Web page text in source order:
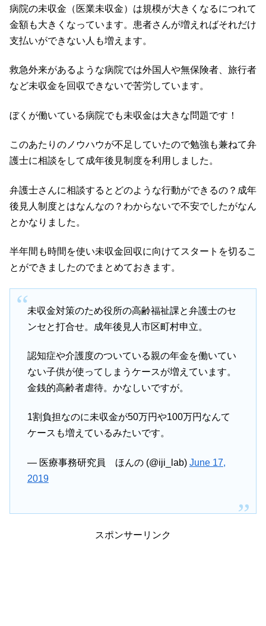
病院の未収金（医業未収金）は規模が大きくなるにつれて
金額も大きくなっています。患者さんが増えればそれだけ
支払いができない人も増えます。
救急外来があるような病院では外国人や無保険者、旅行者
など未収金を回収できないで苦労しています。
ぼくが働いている病院でも未収金は大きな問題です！
このあたりのノウハウが不足していたので勉強も兼ねて弁
護士に相談をして成年後見制度を利用しました。
弁護士さんに相談するとどのような行動ができるの？成年
後見人制度とはなんなの？わからないで不安でしたがなん
とかなりました。
半年間も時間を使い未収金回収に向けてスタートを切るこ
とができましたのでまとめておきます。
未収金対策のため役所の高齢福祉課と弁護士のセ
ンセと打合せ。成年後見人市区町村申立。
認知症や介護度のついている親の年金を働いてい
ない子供が使ってしまうケースが増えています。
金銭的高齢者虐待。かなしいですが。
1割負担なのに未収金が50万円や100万円なんて
ケースも増えているみたいです。
— 医療事務研究員 ほんの (@iji_lab) June 17,
2019
スポンサーリンク